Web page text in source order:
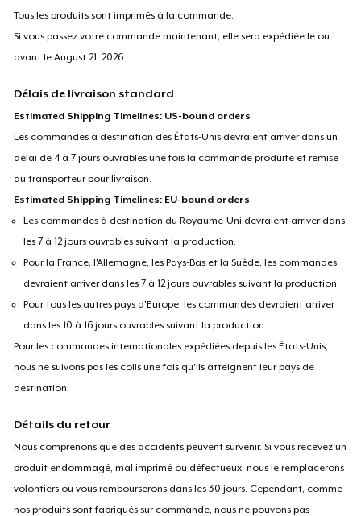
Tous les produits sont imprimés à la commande.
Si vous passez votre commande maintenant, elle sera expédiée le ou
avant leAugust 21, 2026.
Délais de livraison standard
Estimated Shipping Timelines: US-bound orders
Les commandes à destination des États-Unis devraient arriver dans un
délai de 4 à 7 jours ouvrables une fois la commande produite et remise
au transporteur pour livraison.
Estimated Shipping Timelines: EU-bound orders
Les commandes à destination du Royaume-Uni devraient arriver dans
les 7 à 12 jours ouvrables suivant la production.
Pour la France, l'Allemagne, les Pays-Bas et la Suède, les commandes
devraient arriver dans les 7 à 12 jours ouvrables suivant la production.
Pour tous les autres pays d'Europe, les commandes devraient arriver
dans les 10 à 16 jours ouvrables suivant la production.
Pour les commandes internationales expédiées depuis les États-Unis,
nous ne suivons pas les colis une fois qu'ils atteignent leur pays de
destination.
Détails du retour
Nous comprenons que des accidents peuvent survenir. Si vous recevez un
produit endommagé, mal imprimé ou défectueux, nous le remplacerons
volontiers ou vous rembourserons dans les 30 jours. Cependant, comme
nos produits sont fabriqués sur commande, nous ne pouvons pas